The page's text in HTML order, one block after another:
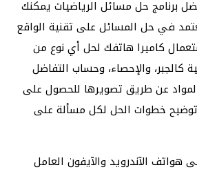
برنامج حل مسائل الرياضيات يمكنك
في حل المسائل على تقنية الواقع
كاميرا هاتفك لحل أي نوع من
كالجبر، والإحصاء، وحساب التفاضل
عن طريق تصويرها للحصول على
توضيح خطوات الحل لكل مسألة على
هواتف الآندرويد والآيفون العامل